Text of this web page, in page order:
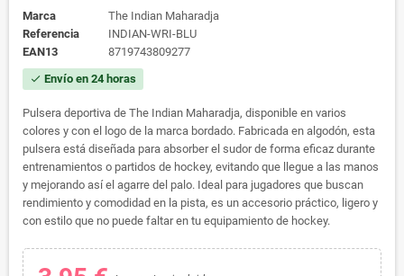
Marca
The Indian Maharadja
Referencia
INDIAN-WRI-BLU
EAN13
8719743809277
check Envío en 24 horas
Pulsera deportiva de The Indian Maharadja, disponible en varios
colores y con el logo de la marca bordado. Fabricada en algodón, esta
pulsera está diseñada para absorber el sudor de forma eficaz durante
entrenamientos o partidos de hockey, evitando que llegue a las manos
y mejorando así el agarre del palo. Ideal para jugadores que buscan
rendimiento y comodidad en la pista, es un accesorio práctico, ligero y
con estilo que no puede faltar en tu equipamiento de hockey.